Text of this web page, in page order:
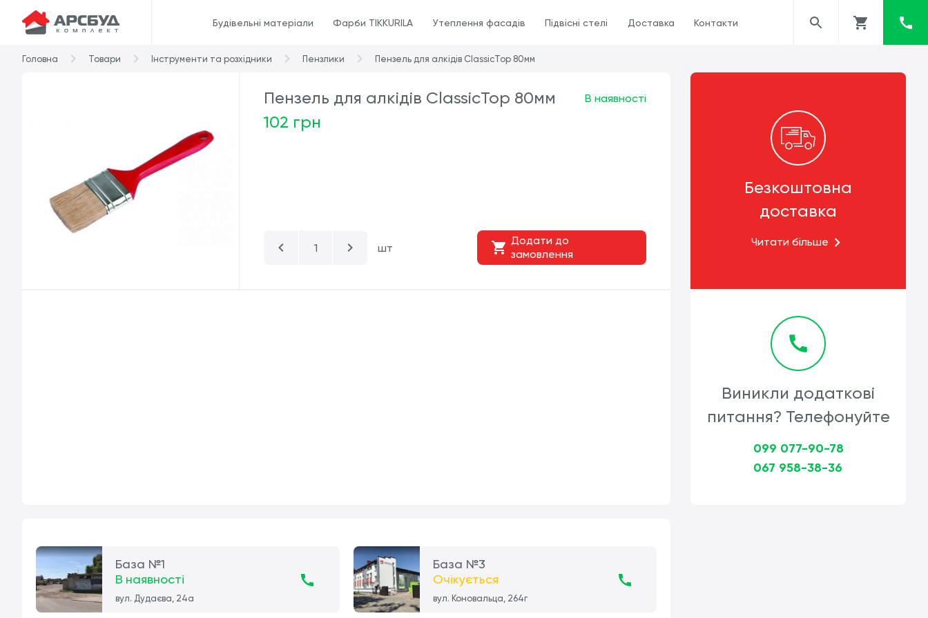
Будівельні матеріали Фарби TIKKURILA Утеплення фасадів Підвісні стелі Доставка Контакти
Головна Товари Інструменти та розхідники Пензлики Пензель для алкідів ClassicTop 80мм
Пензель для алкідів ClassicTop 80мм
102 грн
В наявності
шт
Додати до
замовлення
Безкоштовна
доставка
Читати більше
Виникли додаткові
питання? Телефонуйте
099 077-90-78
067 958-38-36
База №1
В наявності
вул. Дудаєва, 24а
База №3
Очікується
вул. Коновальца, 264г